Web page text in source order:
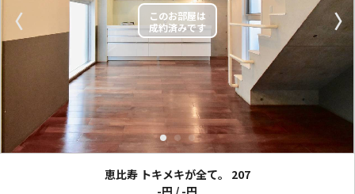
〈 〉
恵比寿 トキメキが全て。
207